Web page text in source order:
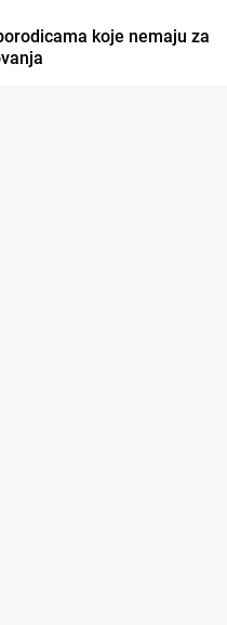
koje nemaju za